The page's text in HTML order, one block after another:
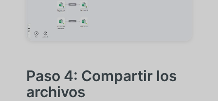
Paso 4: Compartir los
archivos